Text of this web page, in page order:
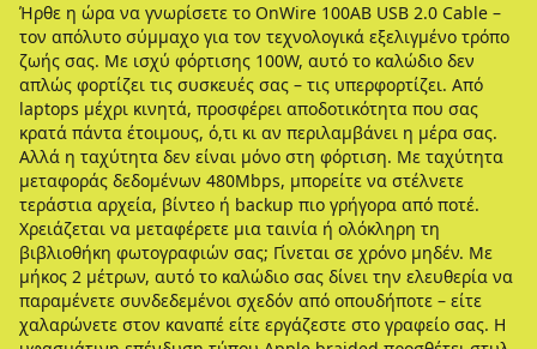
Ήρθε η ώρα να γνωρίσετε το OnWire 100AB USB 2.0 Cable –
τον απόλυτο σύμμαχο για τον τεχνολογικά εξελιγμένο τρόπο
ζωής σας. Με ισχύ φόρτισης 100W, αυτό το καλώδιο δεν
απλώς φορτίζει τις συσκευές σας – τις υπερφορτίζει. Από
laptops μέχρι κινητά, προσφέρει αποδοτικότητα που σας
κρατά πάντα έτοιμους, ό,τι κι αν περιλαμβάνει η μέρα σας.
Αλλά η ταχύτητα δεν είναι μόνο στη φόρτιση. Με ταχύτητα
μεταφοράς δεδομένων 480Mbps, μπορείτε να στέλνετε
τεράστια αρχεία, βίντεο ή backup πιο γρήγορα από ποτέ.
Χρειάζεται να μεταφέρετε μια ταινία ή ολόκληρη τη
βιβλιοθήκη φωτογραφιών σας; Γίνεται σε χρόνο μηδέν. Με
μήκος 2 μέτρων, αυτό το καλώδιο σας δίνει την ελευθερία να
παραμένετε συνδεδεμένοι σχεδόν από οπουδήποτε – είτε
χαλαρώνετε στον καναπέ είτε εργάζεστε στο γραφείο σας. Η